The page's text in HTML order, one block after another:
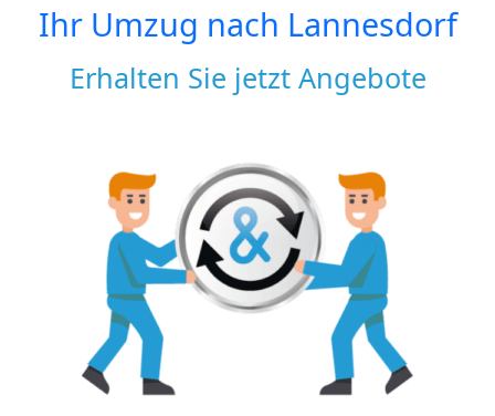
Ihr Umzug nach Lannesdorf
Erhalten Sie jetzt Angebote